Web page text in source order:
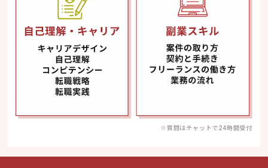
※質問はチャットで24時間受付